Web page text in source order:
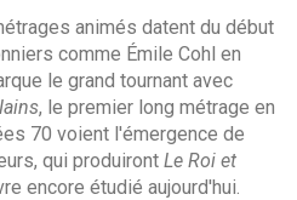
animés datent du début
comme Émile Cohl en
le grand tournant avec
, le premier long métrage en
70 voient l'émergence de
qui produiront Le Roi et
encore étudié aujourd'hui.